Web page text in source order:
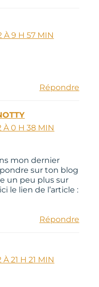
À 9 H 57 MIN
Répondre
À 0 H 38 MIN
mon dernier
sur ton blog
un peu plus sur
le lien de l’article :
Répondre
À 21 H 21 MIN